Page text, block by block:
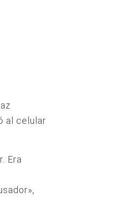
al celular
Era